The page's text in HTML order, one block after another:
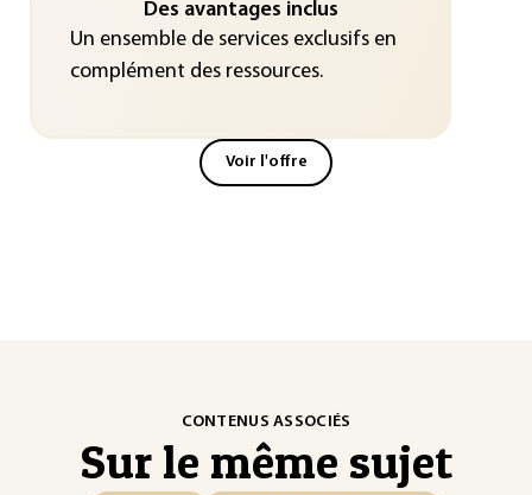
Des avantages inclus
Un ensemble de services exclusifs en
complément des ressources.
Voir l'offre
CONTENUS ASSOCIÉS
Sur le même sujet